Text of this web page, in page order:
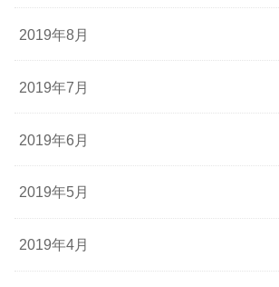
2019年8月
2019年7月
2019年6月
2019年5月
2019年4月